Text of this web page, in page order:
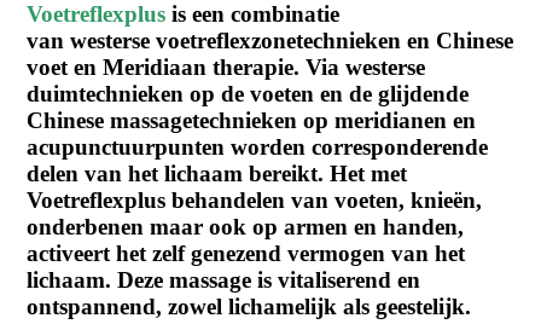
Voetreflexplus is een combinatie
van westerse voetreflexzonetechnieken en Chinese
voet en Meridiaan therapie. Via westerse
duimtechnieken op de voeten en de glijdende
Chinese massagetechnieken op meridianen en
acupunctuurpunten worden corresponderende
delen van het lichaam bereikt. Het met
Voetreflexplus behandelen van voeten, knieën,
onderbenen maar ook op armen en handen,
activeert het zelf genezend vermogen van het
lichaam. Deze massage is vitaliserend en
ontspannend, zowel lichamelijk als geestelijk.